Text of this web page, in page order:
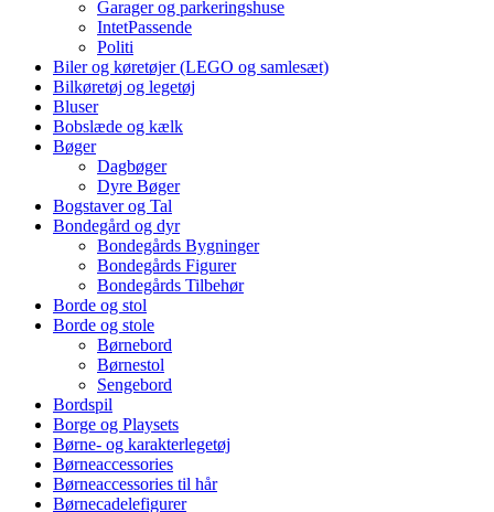
Garager og parkeringshuse
IntetPassende
Politi
Biler og køretøjer (LEGO og samlesæt)
Bilkøretøj og legetøj
Bluser
Bobslæde og kælk
Bøger
Dagbøger
Dyre Bøger
Bogstaver og Tal
Bondegård og dyr
Bondegårds Bygninger
Bondegårds Figurer
Bondegårds Tilbehør
Borde og stol
Borde og stole
Børnebord
Børnestol
Sengebord
Bordspil
Borge og Playsets
Børne- og karakterlegetøj
Børneaccessories
Børneaccessories til hår
Børnecadelefigurer